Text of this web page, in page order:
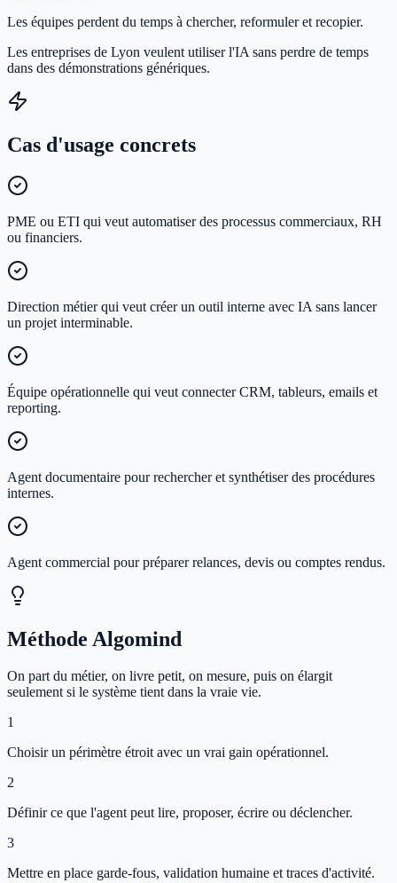
Les équipes perdent du temps à chercher, reformuler et recopier.
Les entreprises de Lyon veulent utiliser l'IA sans perdre de temps
dans des démonstrations génériques.
Cas d'usage concrets
PME ou ETI qui veut automatiser des processus commerciaux, RH
ou financiers.
Direction métier qui veut créer un outil interne avec IA sans lancer
un projet interminable.
Équipe opérationnelle qui veut connecter CRM, tableurs, emails et
reporting.
Agent documentaire pour rechercher et synthétiser des procédures
internes.
Agent commercial pour préparer relances, devis ou comptes rendus.
Méthode Algomind
On part du métier, on livre petit, on mesure, puis on élargit
seulement si le système tient dans la vraie vie.
1
Choisir un périmètre étroit avec un vrai gain opérationnel.
2
Définir ce que l'agent peut lire, proposer, écrire ou déclencher.
3
Mettre en place garde-fous, validation humaine et traces d'activité.